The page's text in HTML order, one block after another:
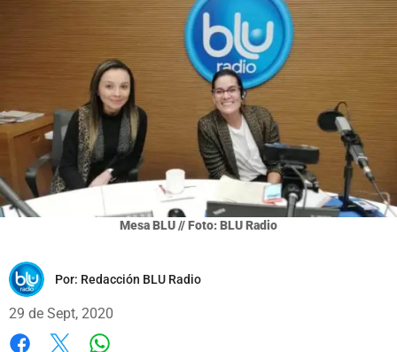
Mesa BLU // Foto: BLU Radio
Por: Redacción BLU Radio
29 de Sept, 2020